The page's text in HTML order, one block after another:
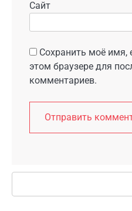
Сайт
Сохранить моё имя,
этом браузере для
комментариев.